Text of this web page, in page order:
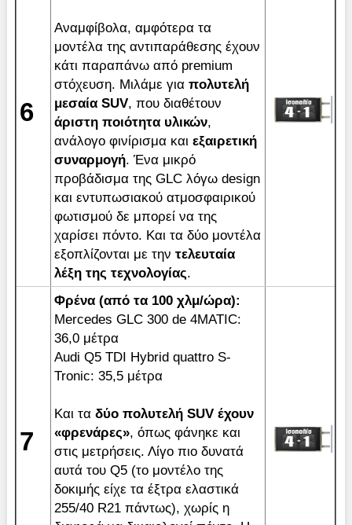
6
Αναμφίβολα, αμφότερα τα
μοντέλα της αντιπαράθεσης έχουν
κάτι παραπάνω από premium
στόχευση. Μιλάμε για πολυτελή
μεσαία SUV, που διαθέτουν
άριστη ποιότητα υλικών,
ανάλογο φινίρισμα και εξαιρετική
συναρμογή. Ένα μικρό
προβάδισμα της GLC λόγω design
και εντυπωσιακού ατμοσφαιρικού
φωτισμού δε μπορεί να της
χαρίσει πόντο. Και τα δύο μοντέλα
εξοπλίζονται με την τελευταία
λέξη της τεχνολογίας.
7
Φρένα(από τα100 χλμ/ώρα):
Μercedes GLC 300 de 4MATIC:
36,0 μέτρα
Audi Q5 TDI Hybrid quattro S-
Tronic: 35,5 μέτρα
Kαι ταδύο πολυτελή SUV έχουν
«φρενάρες», όπως φάνηκε και
στις μετρήσεις. Λίγο πιο δυνατά
αυτά του Q5 (το μοντέλο της
δοκιμής είχε τα έξτρα ελαστικά
255/40 R21 πάντως), χωρίς η